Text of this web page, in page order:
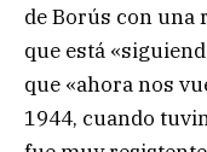
de Borús con una
que está
que «ahora nos
1944, cuando